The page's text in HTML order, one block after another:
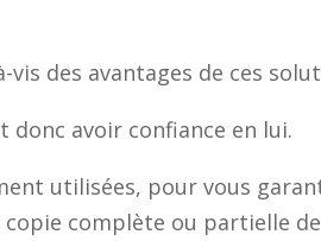
des avantages de ces
donc avoir confiance en lui.
utilisées, pour vous
complète ou partielle